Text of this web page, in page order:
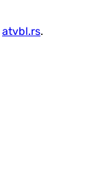
atvbl.rs.